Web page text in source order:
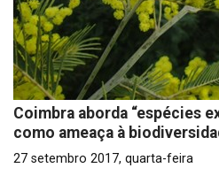
Coimbra aborda “espécies
como ameaça à
27 setembro 2017, quarta-feira